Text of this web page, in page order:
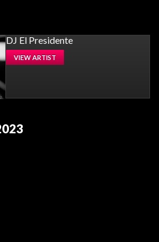
DJ El Presidente
VIEW ARTIST